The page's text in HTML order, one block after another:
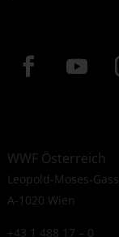
WWF Österreich
Leopold-Moses-
A-1020 Wien
+43 1 488 17 – 0